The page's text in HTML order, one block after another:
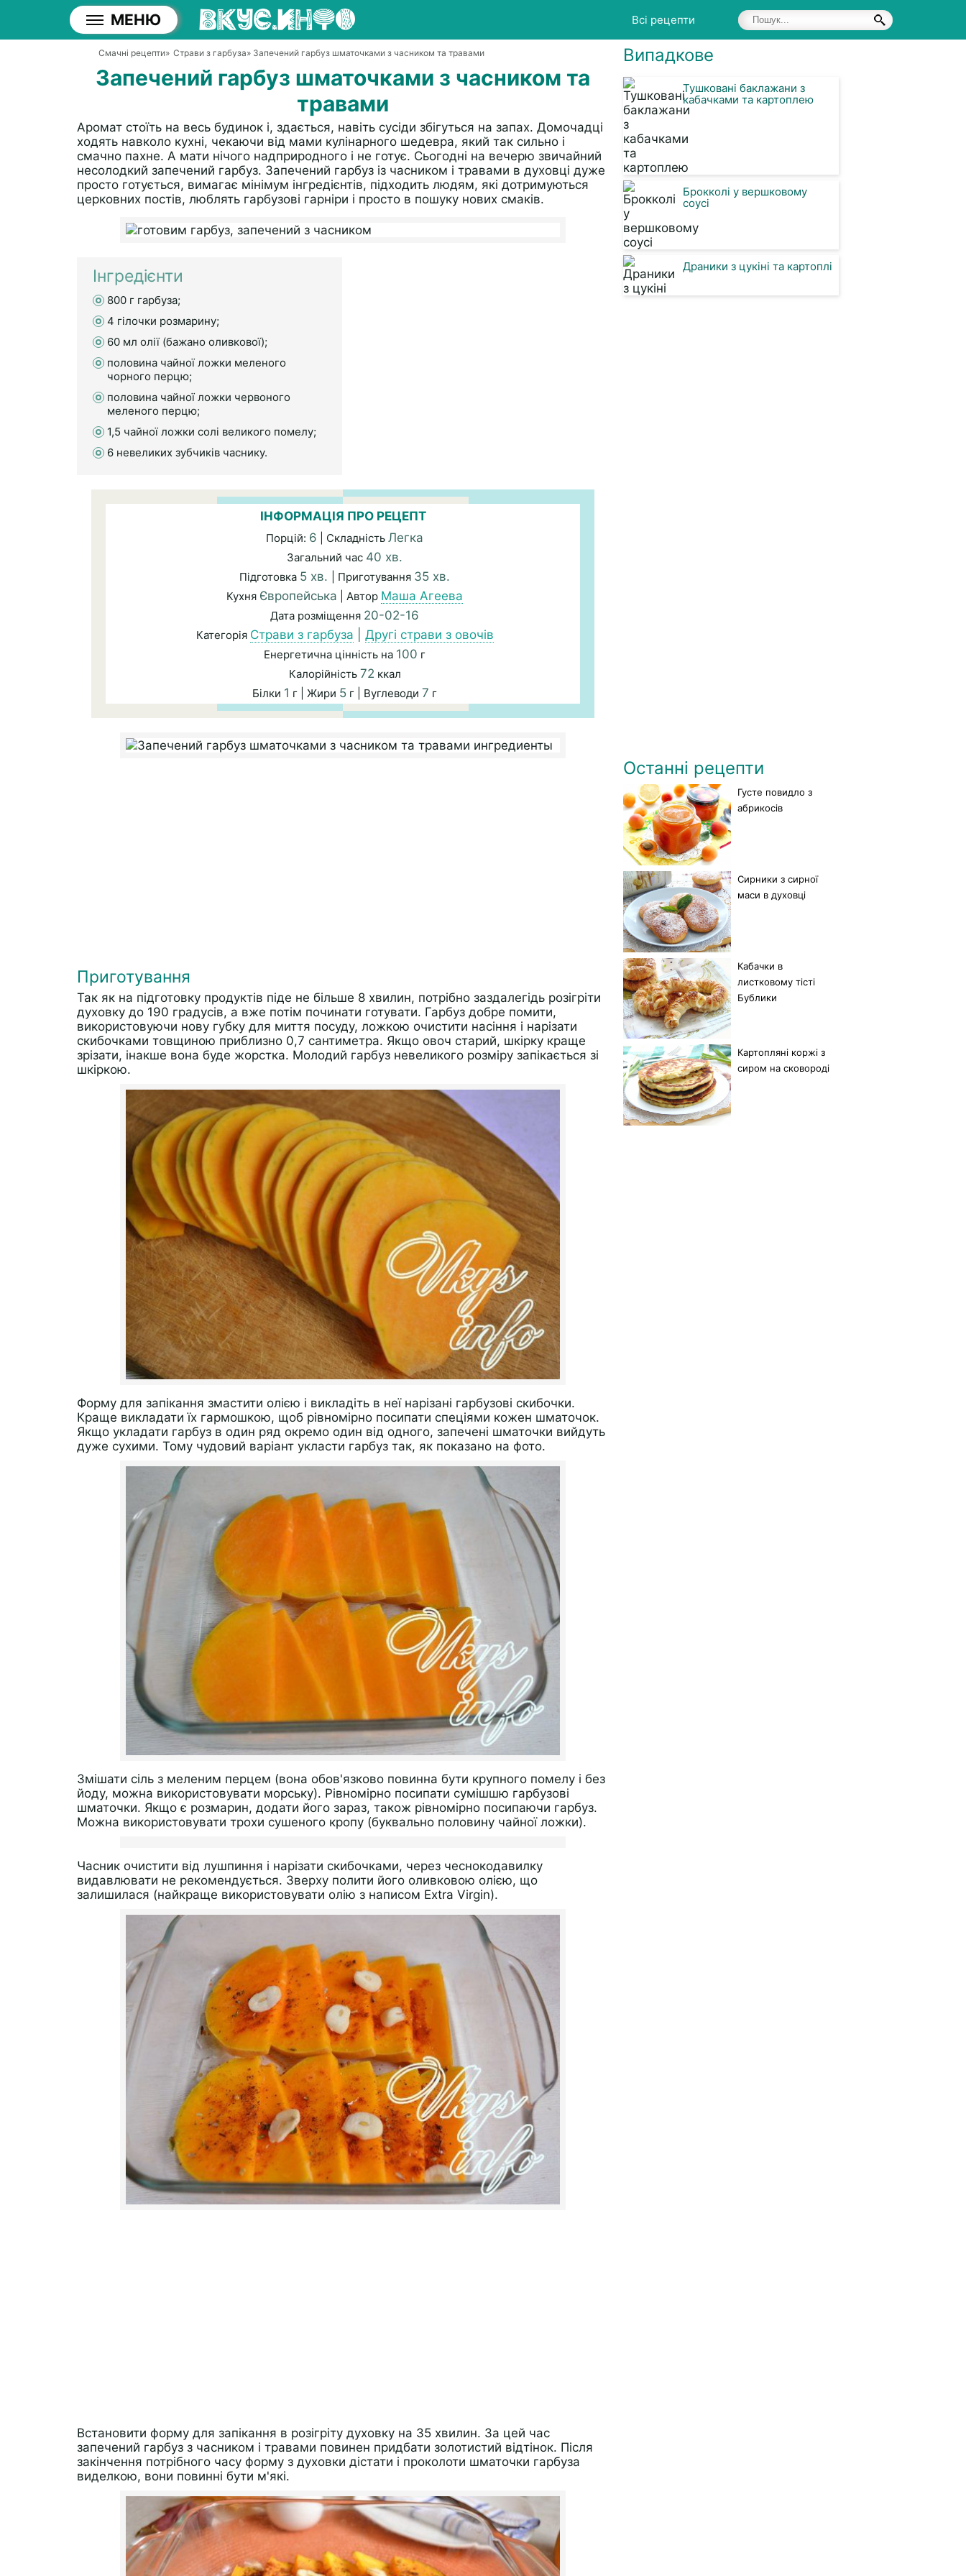
МЕНЮ Всі рецепти
Смачні рецепти» Страви з гарбуза» Запечений гарбуз шматочками з часником та травами
Запечений гарбуз шматочками з часником та
травами
Аромат стоїть на весь будинок і, здається, навіть сусіди збігуться на запах. Домочадці
ходять навколо кухні, чекаючи від мами кулінарного шедевра, який так сильно і
смачно пахне. А мати нічого надприродного і не готує. Сьогодні на вечерю звичайний
несолодкий запечений гарбуз. Запечений гарбуз із часником і травами в духовці дуже
просто готується, вимагає мінімум інгредієнтів, підходить людям, які дотримуються
церковних постів, люблять гарбузові гарніри і просто в пошуку нових смаків.
Інгредієнти
800 г гарбуза;
4 гілочки розмарину;
60 мл олії (бажано оливкової);
половина чайної ложки меленого
чорного перцю;
половина чайної ложки червоного
меленого перцю;
1,5 чайної ложки солі великого помелу;
6 невеликих зубчиків часнику.
ІНФОРМАЦІЯ ПРО РЕЦЕПТ
Порцій: 6 | Складність Легка
Загальний час 40 хв.
Підготовка 5 хв. | Приготування 35 хв.
Кухня Європейська | Автор Маша Агеева
Дата розміщення 20-02-16
Категорія Страви з гарбуза Другі страви з овочів
Енергетична цінність на 100 г
Калорійність 72 ккал
Білки 1 г | Жири 5 г | Вуглеводи 7 г
Приготування
Так як на підготовку продуктів піде не більше 8 хвилин, потрібно заздалегідь розігріти
духовку до 190 градусів, а вже потім починати готувати. Гарбуз добре помити,
використовуючи нову губку для миття посуду, ложкою очистити насіння і нарізати
скибочками товщиною приблизно 0,7 сантиметра. Якщо овоч старий, шкірку краще
зрізати, інакше вона буде жорстка. Молодий гарбуз невеликого розміру запікається зі
шкіркою.
Форму для запікання змастити олією і викладіть в неї нарізані гарбузові скибочки.
Краще викладати їх гармошкою, щоб рівномірно посипати спеціями кожен шматочок.
Якщо укладати гарбуз в один ряд окремо один від одного, запечені шматочки вийдуть
дуже сухими. Тому чудовий варіант укласти гарбуз так, як показано на фото.
Змішати сіль з меленим перцем (вона обов'язково повинна бути крупного помелу і без
йоду, можна використовувати морську). Рівномірно посипати сумішшю гарбузові
шматочки. Якщо є розмарин, додати його зараз, також рівномірно посипаючи гарбуз.
Можна використовувати трохи сушеного кропу (буквально половину чайної ложки).
Часник очистити від лушпиння і нарізати скибочками, через чеснокодавилку
видавлювати не рекомендується. Зверху полити його оливковою олією, що
залишилася (найкраще використовувати олію з написом Extra Virgin).
Встановити форму для запікання в розігріту духовку на 35 хвилин. За цей час
запечений гарбуз з часником і травами повинен придбати золотистий відтінок. Після
закінчення потрібного часу форму з духовки дістати і проколоти шматочки гарбуза
виделкою, вони повинні бути м'які.
Випадкове
Тушковані баклажани з
кабачками та картоплею
Брокколі у вершковому
соусі
Драники з цукіні та картоплі
Останні рецепти
Густе повидло з
абрикосів
Сирники з сирної
маси в духовці
Кабачки в
листковому тісті
Бублики
Картопляні коржі з
сиром на сковороді